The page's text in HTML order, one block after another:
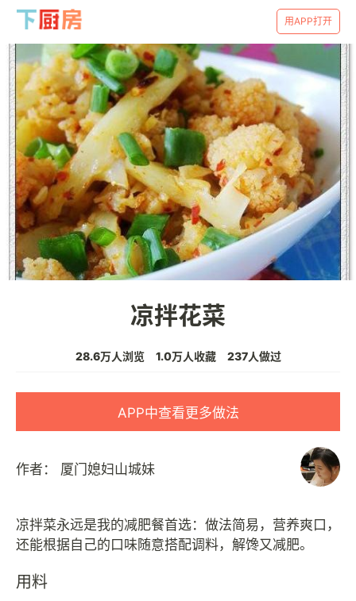
用APP打开
凉拌花菜
28.6万人浏览 1.0万人收藏 237人做过
APP中查看更多做法
作者： 厦门媳妇山城妹
凉拌菜永远是我的减肥餐首选：做法简易，营养爽口，
用料